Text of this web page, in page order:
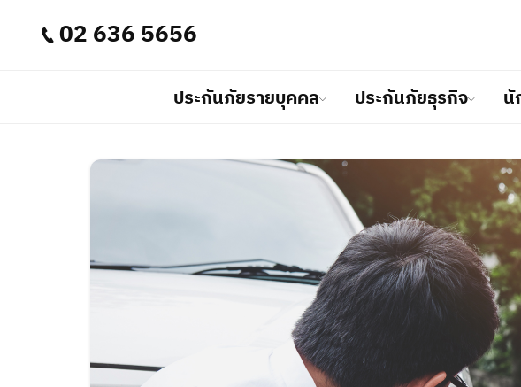
02 636 5656
ประกันภัยรายบุคคล
อินทรมีแบบประกันภัยรายบุคคลที่หลากหลาย
เพื่อตอบสนองความต้องการในชีวิตคุณทุกประเภทรับประ
ว่าเรามีทุกสิ่งที่คุณต้องการในการปกป้องตนเอง
ประกันภัยธุรกิจ
อินทรมีประกันภัยธุรกิจที่ช่วยให้คุณมั่นใจและเต็มที่ในการดำ
ของคุณ ด้วยบริการประกันภัยที่ครอบคลุมและป้องกันภัยทุกป
เราพร้อมที่จะดูแลความปลอดภัยของธุรกิจของคุณ
นั
เราพัฒนาและปรับปรุงระบบงานเมนูนักลงทุนสัมพันธ์เพื่อใ
ทั่วประเทศ
มุ่งเน้นให้มีประสิทธิภาพและครอบคลุมความต้องการของลูก
บริษัทอินทรประกันภัย จำกัด (มหาชน)
บริหารงานอย่างมีธรรมาภิบาล บนเสถียรภาพทางการเงิน
เราให้ความสำคัญกับคุณในเมนูบริการลูกค้าเพราะเราเชื่อว่
คนสำคัญที่สุด ดังนั้นเรามุ่งมั่นในการให้บริการที่สร้างความ
และความผาสุขในชีวิตของคุณ